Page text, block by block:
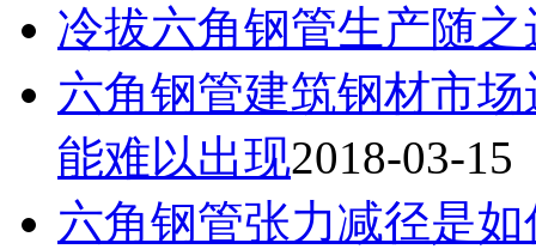
冷拔六角钢管生产随
六角钢管建筑钢材市
能难以出现2018-03-15
六角钢管张力减径是如